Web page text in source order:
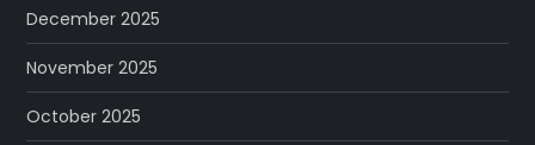
December 2025
November 2025
October 2025